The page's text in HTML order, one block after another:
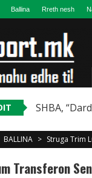
Ballina Rreth nesh
SHBA,
BALLINA > Struga Trim
Transferon